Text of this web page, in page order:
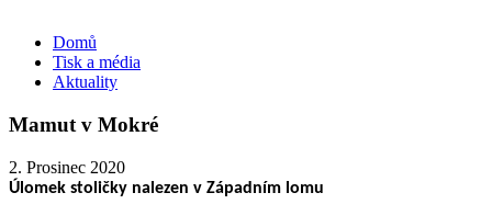
Domů
Tisk a média
Aktuality
Mamut v Mokré
2. Prosinec 2020
Úlomek stoličky nalezen v Západním lomu